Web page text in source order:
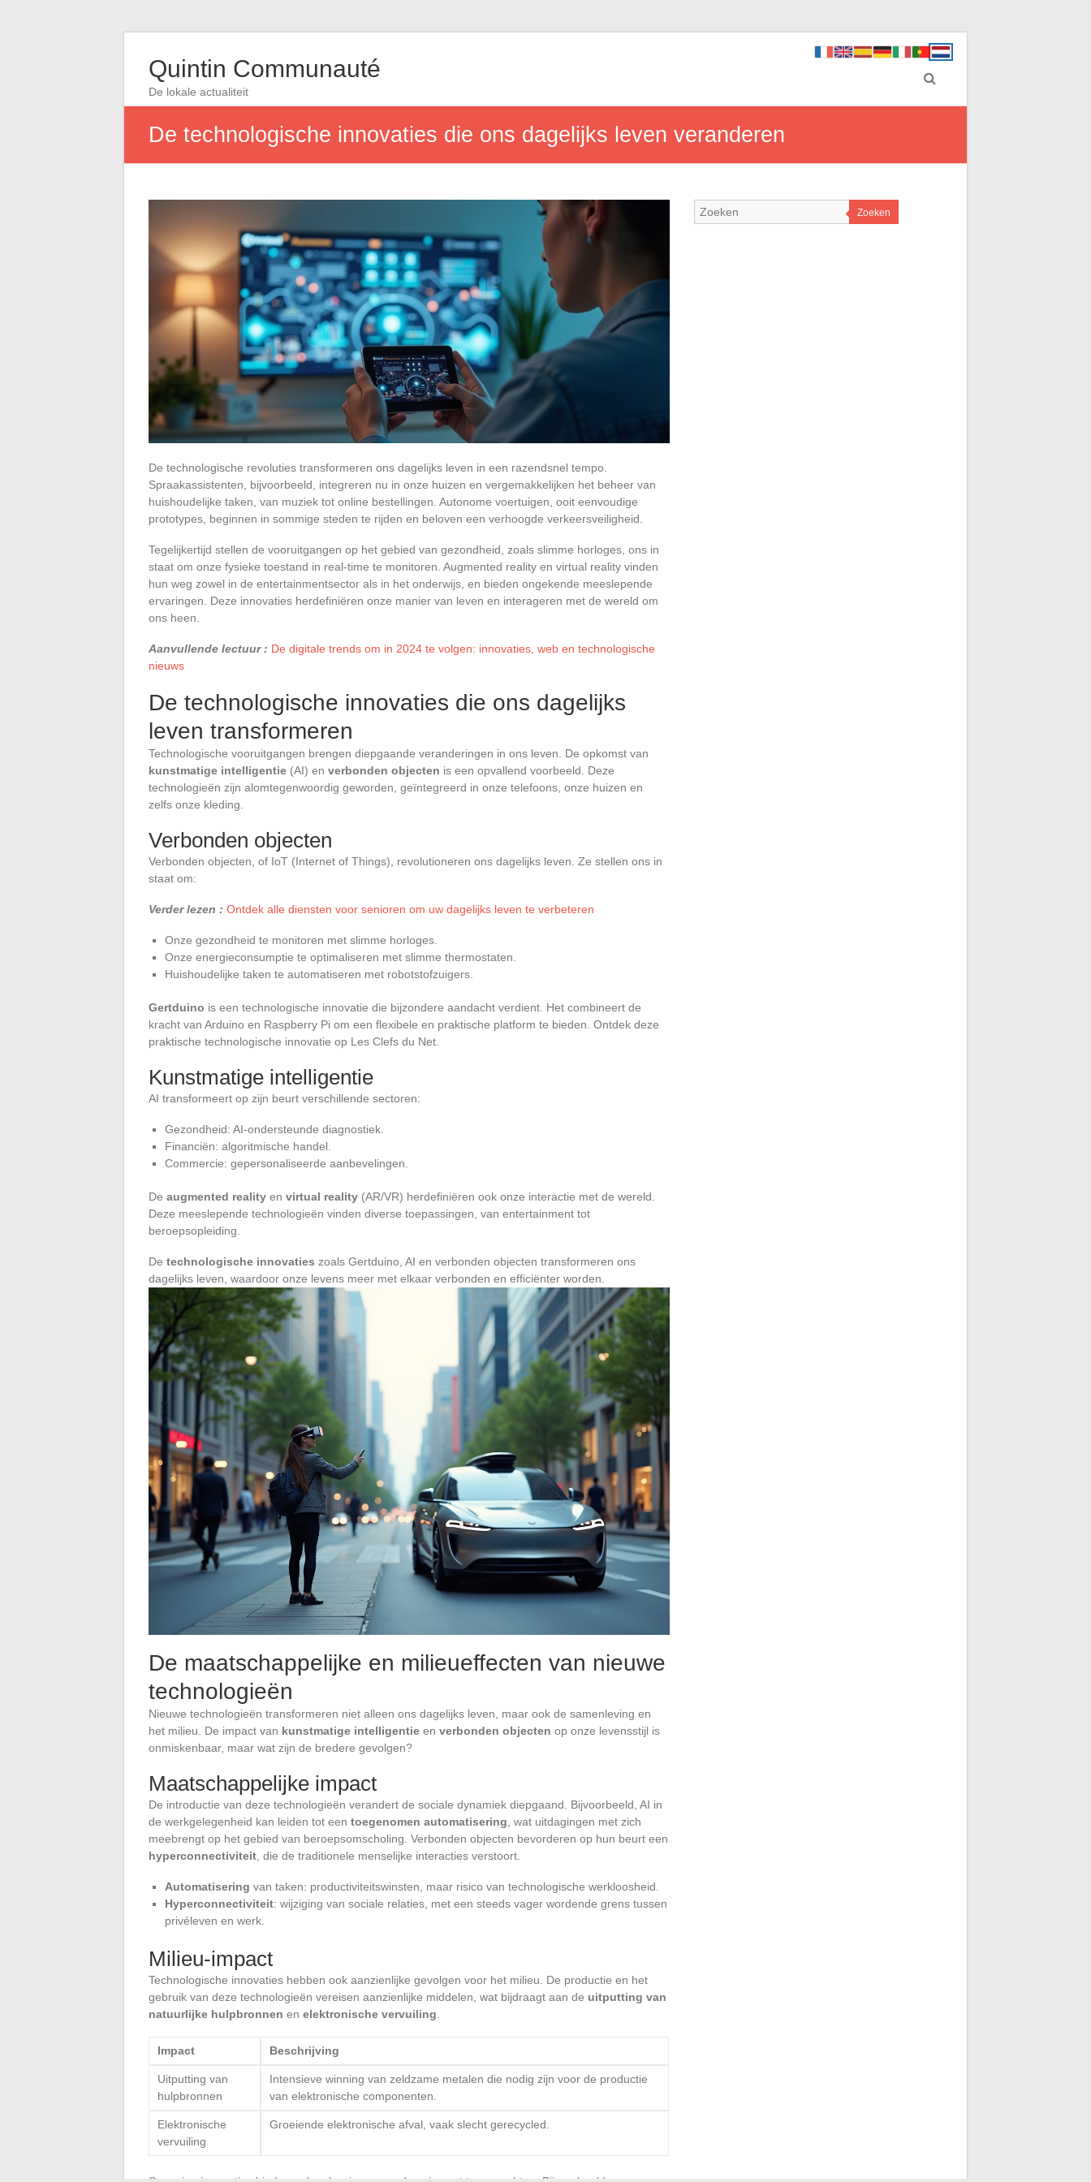
Quintin Communauté
De lokale actualiteit
De technologische innovaties die ons dagelijks leven veranderen
De technologische revoluties transformeren ons dagelijks leven in een razendsnel tempo.
Spraakassistenten, bijvoorbeeld, integreren nu in onze huizen en vergemakkelijken het beheer van
huishoudelijke taken, van muziek tot online bestellingen. Autonome voertuigen, ooit eenvoudige
prototypes, beginnen in sommige steden te rijden en beloven een verhoogde verkeersveiligheid.
Tegelijkertijd stellen de vooruitgangen op het gebied van gezondheid, zoals slimme horloges, ons in
staat om onze fysieke toestand in real-time te monitoren. Augmented reality en virtual reality vinden
hun weg zowel in de entertainmentsector als in het onderwijs, en bieden ongekende meeslepende
ervaringen. Deze innovaties herdefiniëren onze manier van leven en interageren met de wereld om
ons heen.
Aanvullende lectuur : De digitale trends om in 2024 te volgen: innovaties, web en technologische
nieuws
De technologische innovaties die ons dagelijks
leven transformeren
Technologische vooruitgangen brengen diepgaande veranderingen in ons leven. De opkomst van
kunstmatige intelligentie (AI) en verbonden objecten is een opvallend voorbeeld. Deze
technologieën zijn alomtegenwoordig geworden, geïntegreerd in onze telefoons, onze huizen en
zelfs onze kleding.
Verbonden objecten
Verbonden objecten, of IoT (Internet of Things), revolutioneren ons dagelijks leven. Ze stellen ons in
staat om:
Verder lezen : Ontdek alle diensten voor senioren om uw dagelijks leven te verbeteren
Onze gezondheid te monitoren met slimme horloges.
Onze energieconsumptie te optimaliseren met slimme thermostaten.
Huishoudelijke taken te automatiseren met robotstofzuigers.
Gertduino is een technologische innovatie die bijzondere aandacht verdient. Het combineert de
kracht van Arduino en Raspberry Pi om een flexibele en praktische platform te bieden. Ontdek deze
praktische technologische innovatie op Les Clefs du Net.
Kunstmatige intelligentie
AI transformeert op zijn beurt verschillende sectoren:
Gezondheid: AI-ondersteunde diagnostiek.
Financiën: algoritmische handel.
Commercie: gepersonaliseerde aanbevelingen.
De augmented reality en virtual reality (AR/VR) herdefiniëren ook onze interactie met de wereld.
Deze meeslepende technologieën vinden diverse toepassingen, van entertainment tot
beroepsopleiding.
De technologische innovaties zoals Gertduino, AI en verbonden objecten transformeren ons
dagelijks leven, waardoor onze levens meer met elkaar verbonden en efficiënter worden.
De maatschappelijke en milieueffecten van nieuwe
technologieën
Nieuwe technologieën transformeren niet alleen ons dagelijks leven, maar ook de samenleving en
het milieu. De impact van kunstmatige intelligentie en verbonden objecten op onze levensstijl is
onmiskenbaar, maar wat zijn de bredere gevolgen?
Maatschappelijke impact
De introductie van deze technologieën verandert de sociale dynamiek diepgaand. Bijvoorbeeld, AI in
de werkgelegenheid kan leiden tot een toegenomen automatisering , wat uitdagingen met zich
meebrengt op het gebied van beroepsomscholing. Verbonden objecten bevorderen op hun beurt een
hyperconnectiviteit , die de traditionele menselijke interacties verstoort.
Automatisering van taken: productiviteitswinsten, maar risico van technologische werkloosheid.
Hyperconnectiviteit: wijziging van sociale relaties, met een steeds vager wordende grens tussen
privéleven en werk.
Milieu-impact
Technologische innovaties hebben ook aanzienlijke gevolgen voor het milieu. De productie en het
gebruik van deze technologieën vereisen aanzienlijke middelen, wat bijdraagt aan de uitputting van
natuurlijke hulpbronnen en elektronische vervuiling
Impact Beschrijving
Uitputting van
hulpbronnen
Intensieve winning van zeldzame metalen die nodig zijn voor de productie
van elektronische componenten.
Elektronische
vervuiling
Groeiende elektronische afval, vaak slecht gerecycled.
Zoeken